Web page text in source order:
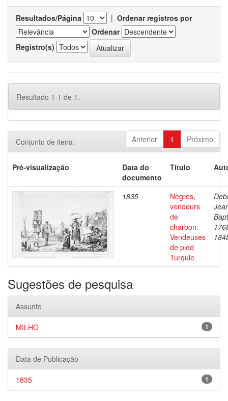
Resultados/Página | Ordenar registros por
Ordenar
Registro(s)
Resultado 1-1 de 1.
Anterior 1 Próximo
Conjunto de itens:
Pré-visualização
Data do
documento
Título
1835
Nègres,
vendeurs
de
charbon.
Vendeuses
de pled
Turquie
Sugestões de pesquisa
Assunto
1
MILHO
Data de Publicação
1
1835